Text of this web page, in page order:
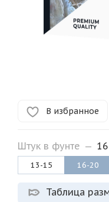
В избранное
Штук в фунте —
13-15 16-20
Таблица